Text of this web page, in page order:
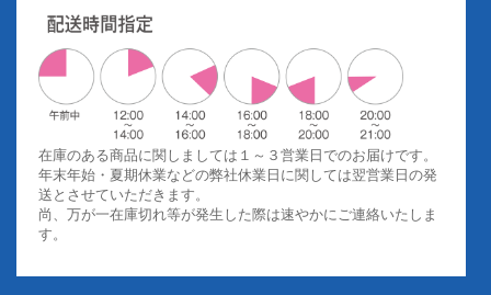
在庫のある商品に関しましては１～３営業日でのお届けです。
年末年始・夏期休業などの弊社休業日に関しては翌営業日の発
送とさせていただきます。
尚、万が一在庫切れ等が発生した際は速やかにご連絡いたしま
す。